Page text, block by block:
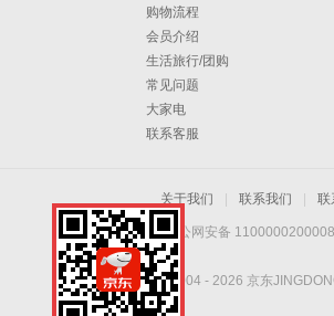
购物流程
会员介绍
生活旅行/团购
常见问题
大家电
联系客服
关于我们 联系我们 联
京公网安备
Copyright © 2004 - 2026 京东